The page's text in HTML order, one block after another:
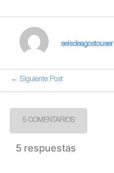
seisdeagostouser
← Siguiente Post
5 COMENTARIOS
5 respuestas